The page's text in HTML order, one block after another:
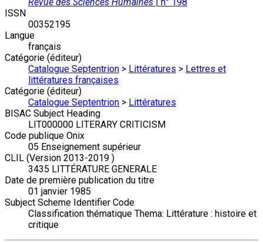
ISSN
00352195
Langue
français
Catégorie (éditeur)
Catalogue Septentrion > Littératures > Lettres et
littératures françaises
Catégorie (éditeur)
Catalogue Septentrion > Littératures
BISAC Subject Heading
LIT000000 LITERARY CRITICISM
Code publique Onix
05 Enseignement supérieur
CLIL (Version 2013-2019 )
3435 LITTÉRATURE GENERALE
Date de première publication du titre
01 janvier 1985
Subject Scheme Identifier Code
Classification thématique Thema: Littérature : histoire et
critique